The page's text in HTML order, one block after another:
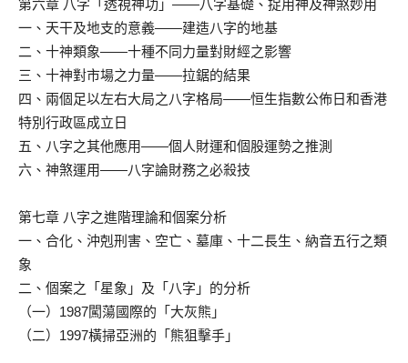
第六章 八字「透視神功」——八字基礎、捉用神及神煞妙用
一、天干及地支的意義——建造八字的地基
二、十神類象——十種不同力量對財經之影響
三、十神對市場之力量——拉鋸的結果
四、兩個足以左右大局之八字格局——恒生指數公佈日和香港
特別行政區成立日
五、八字之其他應用——個人財運和個股運勢之推測
六、神煞運用——八字論財務之必殺技
第七章 八字之進階理論和個案分析
一、合化、沖剋刑害、空亡、墓庫、十二長生、納音五行之類
象
二、個案之「星象」及「八字」的分析
（一）1987闖蕩國際的「大灰熊」
（二）1997橫掃亞洲的「熊狙擊手」